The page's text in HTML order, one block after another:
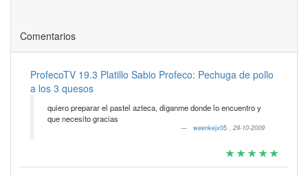
Comentarios
ProfecoTV 19.3 Platillo Sabio Profeco: Pechuga de pollo
a los 3 quesos
quiero preparar el pastel azteca, diganme donde lo encuentro y
que necesito gracias
weenkejx05 , 29-10-2009